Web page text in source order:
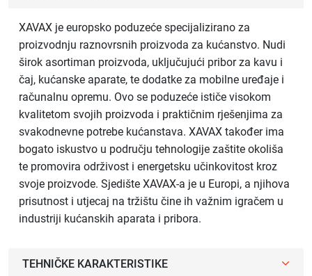
XAVAX je europsko poduzeće specijalizirano za
proizvodnju raznovrsnih proizvoda za kućanstvo. Nudi
širok asortiman proizvoda, uključujući pribor za kavu i
čaj, kućanske aparate, te dodatke za mobilne uređaje i
računalnu opremu. Ovo se poduzeće ističe visokom
kvalitetom svojih proizvoda i praktičnim rješenjima za
svakodnevne potrebe kućanstava. XAVAX također ima
bogato iskustvo u području tehnologije zaštite okoliša
te promovira održivost i energetsku učinkovitost kroz
svoje proizvode. Sjedište XAVAX-a je u Europi, a njihova
prisutnost i utjecaj na tržištu čine ih važnim igračem u
industriji kućanskih aparata i pribora.
TEHNIČKE KARAKTERISTIKE